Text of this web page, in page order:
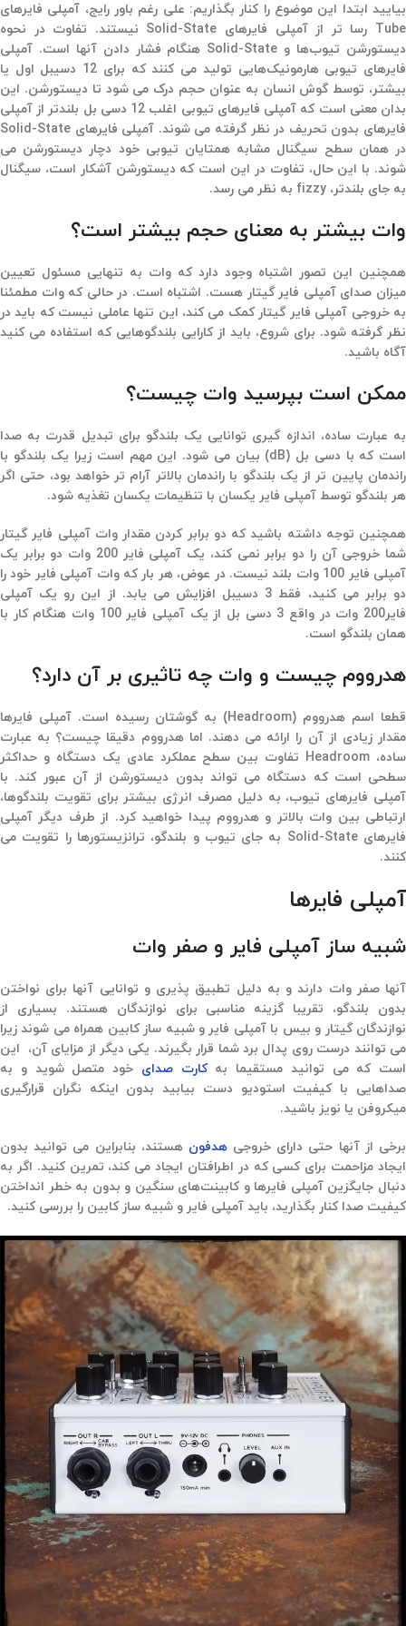
بیایید ابتدا این موضوع را کنار بگذاریم: علی رغم باور رایج، آمپلی فایرهای
Tube رسا تر از آمپلی فایرهای Solid-State نیستند. تفاوت در نحوه
دیستورشن تیوب‌ها و Solid-State هنگام فشار دادن آنها است. آمپلی
فایرهای تیوبی هارمونیک‌هایی تولید می کنند که برای 12 دسیبل اول یا
بیشتر، توسط گوش انسان به عنوان حجم درک می شود تا دیستورشن. این
بدان معنی است که آمپلی فایرهای تیوبی اغلب 12 دسی بل بلندتر از آمپلی
فایرهای بدون تحریف در نظر گرفته می شوند. آمپلی فایرهای Solid-State
در همان سطح سیگنال مشابه همتایان تیوبی خود دچار دیستورشن می
شوند. با این حال، تفاوت در این است که دیستورشن آشکار است، سیگنال
به جای بلندتر،‌ fizzy به نظر می رسد.
وات بیشتر به معنای حجم بیشتر است؟
همچنین این تصور اشتباه وجود دارد که وات به تنهایی مسئول تعیین
میزان صدای آمپلی فایر گیتار هست. اشتباه است. در حالی که وات مطمئنا
به خروجی آمپلی فایر گیتار کمک می کند، این تنها عاملی نیست که باید در
نظر گرفته شود. برای شروع‌، باید از کارایی بلندگوهایی که استفاده می کنید
آگاه باشید.
ممکن است بپرسید وات چیست؟
به عبارت ساده،‌ اندازه گیری توانایی یک بلندگو برای تبدیل قدرت به صدا
است که با دسی بل (dB) بیان می شود. این مهم است زیرا یک بلندگو با
راندمان پایین تر از یک بلندگو با راندمان بالاتر آرام تر خواهد بود، حتی اگر
هر بلندگو توسط آمپلی فایر یکسان با تنظیمات یکسان تغذیه شود.‌
همچنین توجه داشته باشید که دو برابر کردن مقدار وات آمپلی فایر گیتار
شما خروجی آن را دو برابر نمی کند، یک آمپلی فایر 200 وات دو برابر یک
آمپلی فایر 100 وات بلند نیست. در عوض، هر بار که وات آمپلی فایر خود را
دو برابر می کنید، فقط 3 دسیبل افزایش می یابد. از این رو یک آمپلی
فایر200 وات در واقع 3 دسی بل از یک آمپلی فایر 100 وات هنگام کار با
همان بلندگو است.
هدرووم چیست و وات چه تاثیری بر آن دارد؟
قطعا اسم هدرووم (Headroom) به گوشتان رسیده است. آمپلی فایرها
مقدار زیادی از آن را ارائه می دهند. اما هدرووم دقیقا چیست؟ به عبارت
ساده، Headroom تفاوت بین سطح عملکرد عادی یک دستگاه و حداکثر
سطحی است که دستگاه می تواند بدون دیستورشن از آن عبور کند. با
آمپلی فایرهای تیوب،‌ به دلیل مصرف انرژی بیشتر برای تقویت بلندگوها،‌
ارتباطی بین وات بالاتر و هدرووم پیدا خواهید کرد. از طرف دیگر آمپلی
فایرهای Solid-State به جای تیوب و بلندگو،‌ ترانزیستورها را تقویت می
کنند.
آمپلی فایرها
شبیه ساز آمپلی فایر و صفر وات
آنها صفر وات دارند و به دلیل تطبیق پذیری و توانایی آنها برای نواختن
بدون بلندگو، تقریبا گزینه مناسبی برای نوازندگان هستند. بسیاری از
نوازندگان گیتار و بیس با آمپلی فایر و شبیه ساز کابین همراه می شوند زیرا
می توانند درست روی پدال برد شما قرار بگیرند. یکی دیگر از مزایای آن، این
است که می توانید مستقیما بهکارت صدای خود متصل شوید و به
صداهایی با کیفیت استودیو دست بیابید بدون اینکه نگران قرارگیری
میکروفن یا نویز باشید.
برخی از آنها حتی دارای خروجیهدفون هستند،‌ بنابراین می توانید بدون
ایجاد مزاحمت برای کسی که در اطرافتان ایجاد می کند،‌ تمرین کنید. اگر به
دنبال جایگزین آمپلی فایرها و کابینت‌های سنگین و بدون به خطر انداختن
کیفیت صدا کنار بگذارید، باید آمپلی فایر و شبیه ساز کابین را بررسی کنید.